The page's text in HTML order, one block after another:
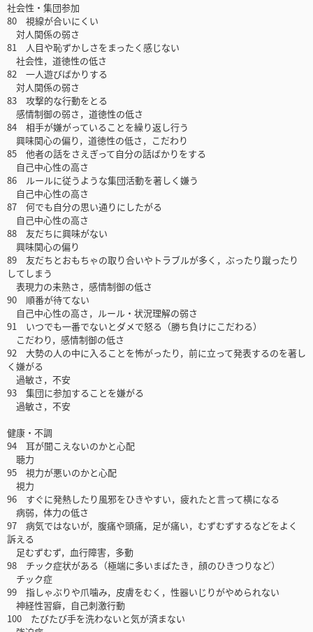
社会性・集団参加
80 視線が合いにくい
対人関係の弱さ
81 人目や恥ずかしさをまったく感じない
社会性，道徳性の低さ
82 一人遊びばかりする
対人関係の弱さ
83 攻撃的な行動をとる
感情制御の弱さ，道徳性の低さ
84 相手が嫌がっていることを繰り返し行う
興味関心の偏り，道徳性の低さ，こだわり
85 他者の話をさえぎって自分の話ばかりをする
自己中心性の高さ
86 ルールに従うような集団活動を著しく嫌う
自己中心性の高さ
87 何でも自分の思い通りにしたがる
自己中心性の高さ
88 友だちに興味がない
興味関心の偏り
89 友だちとおもちゃの取り合いやトラブルが多く，ぶったり蹴ったり
してしまう
表現力の未熟さ，感情制御の低さ
90 順番が待てない
自己中心性の高さ，ルール・状況理解の弱さ
91 いつでも一番でないとダメで怒る（勝ち負けにこだわる）
こだわり，感情制御の低さ
92 大勢の人の中に入ることを怖がったり，前に立って発表するのを著し
く嫌がる
過敏さ，不安
93 集団に参加することを嫌がる
過敏さ，不安
健康・不調
94 耳が聞こえないのかと心配
聴力
95 視力が悪いのかと心配
視力
96 すぐに発熱したり風邪をひきやすい，疲れたと言って横になる
病弱，体力の低さ
97 病気ではないが，腹痛や頭痛，足が痛い，むずむずするなどをよく
訴える
足むずむず，血行障害，多動
98 チック症状がある（極端に多いまばたき，顔のひきつりなど）
チック症
99 指しゃぶりや爪噛み，皮膚をむく，性器いじりがやめられない
神経性習癖，自己刺激行動
100 たびたび手を洗わないと気が済まない